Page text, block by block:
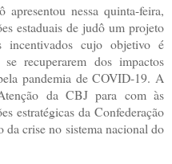
nessa quinta-feira,
estaduais de judô um projeto
incentivados cujo objetivo é
recuperarem dos impactos
pandemia de COVID-19. A
da CBJ para com às
estratégicas da Confederação
crise no sistema nacional do